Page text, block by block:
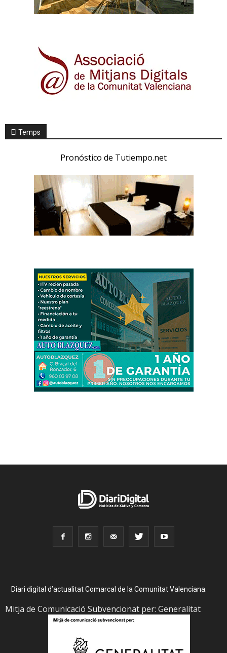
El Temps
Pronóstico de Tutiempo.net
Diari digital d’actualitat Comarcal de la Comunitat Valenciana.
Mitja de Comunicació Subvencionat per: Generalitat